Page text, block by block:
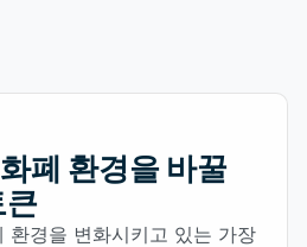
폐 환경을 바꿀
큰
환경을 변화시키고 있는 가장